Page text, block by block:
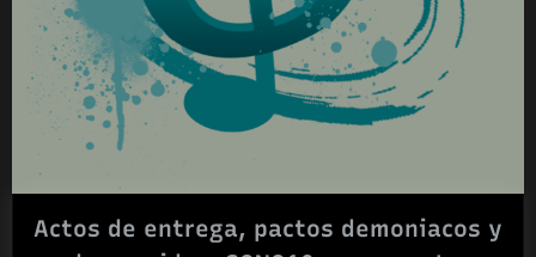
Actos de entrega, pactos demoniacos y